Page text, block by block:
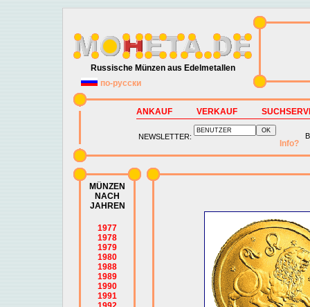
Russische Münzen aus Edelmetallen
по-русски
ANKAUF VERKAUF
NEWSLETTER:
Info?
MÜNZEN
NACH
JAHREN
1977
1978
1979
1980
1988
1989
1990
1991